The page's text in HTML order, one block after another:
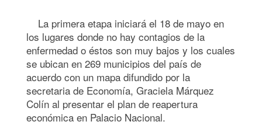
La primera etapa iniciará el 18 de mayo en
los lugares donde no hay contagios de la
enfermedad o éstos son muy bajos y los cuales
se ubican en 269 municipios del país de
acuerdo con un mapa difundido por la
secretaria de Economía, Graciela Márquez
Colín al presentar el plan de reapertura
económica en Palacio Nacional.